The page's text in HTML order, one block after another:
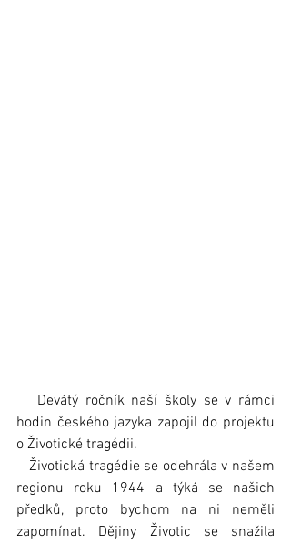
Devátý ročník naší školy se v rámci
hodin českého jazyka zapojil do projektu
o Životické tragédii.
Životická tragédie se odehrála v našem
regionu roku 1944 a týká se našich
předků, proto bychom na ni neměli
zapomínat. Dějiny Životic se snažila